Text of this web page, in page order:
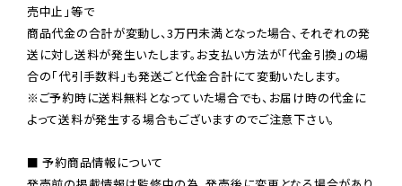
売中止」等で
商品代金の合計が変動し、3万円未満となった場合、それぞれの発
送に対し送料が発生いたします。お支払い方法が「代金引換」の場
※ご予約時に送料無料となっていた場合でも、お届け時の代金に
よって送料が発生する場合もございますのでご注意下さい。
■ 予約商品情報について